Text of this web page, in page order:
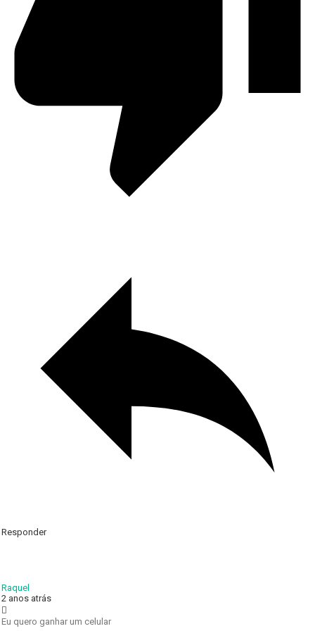
Responder
Raquel
2 anos atrás
Eu quero ganhar um celular